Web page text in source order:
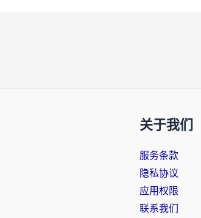
关于我们
服务条款
隐私协议
应用权限
联系我们